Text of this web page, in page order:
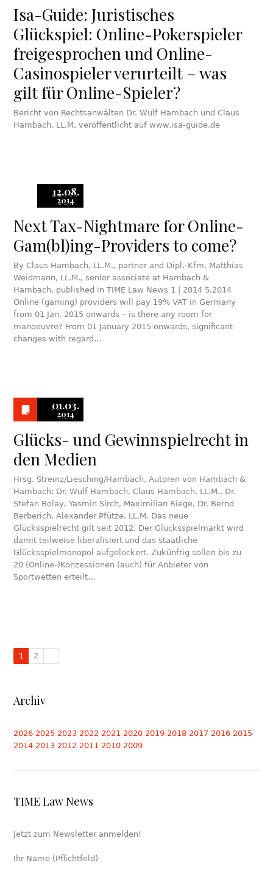
Isa-Guide: Juristisches
Glückspiel: Online-Pokerspieler
freigesprochen und Online-
Casinospieler verurteilt – was
gilt für Online-Spieler?
Bericht von Rechtsanwälten Dr. Wulf Hambach und Claus
Hambach, LL.M, veröffentlicht auf www.isa-guide.de
12.08.
2014
Next Tax-Nightmare for Online-
Gam(bl)ing-Providers to come?
By Claus Hambach, LL.M., partner and Dipl.-Kfm. Matthias
Weidmann, LL.M., senior associate at Hambach &
Hambach, published in TIME Law News 1 | 2014 5.2014
Online (gaming) providers will pay 19% VAT in Germany
from 01 Jan. 2015 onwards – is there any room for
manoeuvre? From 01 January 2015 onwards, significant
changes with regard…
01.03.
2014
Glücks- und Gewinnspielrecht in
den Medien
Hrsg. Streinz/Liesching/Hambach, Autoren von Hambach &
Hambach: Dr. Wulf Hambach, Claus Hambach, LL.M., Dr.
Stefan Bolay, Yasmin Sirch, Maximilian Riege, Dr. Bernd
Berberich, Alexander Pfütze, LL.M. Das neue
Glücksspielrecht gilt seit 2012. Der Glücksspielmarkt wird
damit teilweise liberalisiert und das staatliche
Glücksspielmonopol aufgelockert. Zukünftig sollen bis zu
20 (Online-)Konzessionen (auch) für Anbieter von
Sportwetten erteilt…
1 2
Archiv
2026 2025 2023 2022 2021 2020 2019 2018 2017 2016 2015
2014 2013 2012 2011 2010 2009
TIME Law News
Jetzt zum Newsletter anmelden!
Ihr Name (Pflichtfeld)